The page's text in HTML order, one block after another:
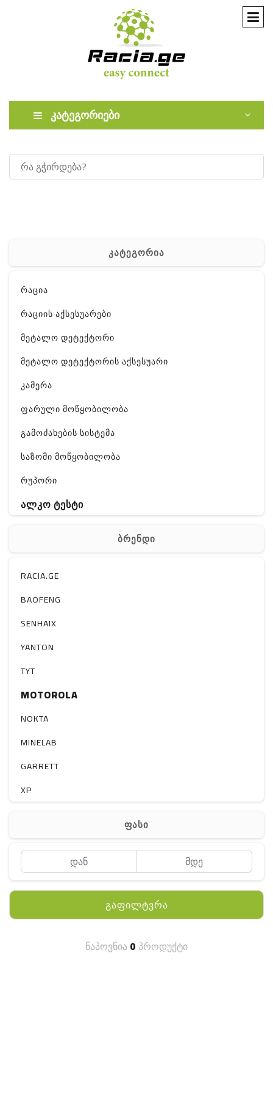
კატეგორიები
კატეგორია
რაცია
რაციის აქსესუარები
მეტალო დეტექტორი
მეტალო დეტექტორის აქსესუარი
კამერა
ფარული მოწყობილობა
გამოძახების სისტემა
საზომი მოწყობილობა
რუპორი
ალკო ტესტი
ელ. მოწყობილობები
მაგნიტი
სხვა
ბრენდი
RACIA.GE
BAOFENG
SENHAIX
YANTON
TYT
MOTOROLA
NOKTA
MINELAB
GARRETT
XP
QYT
ფასი
გაფილტვრა
ნაპოვნია0 პროდუქტი